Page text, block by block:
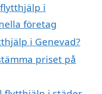
i
företag
i Genevad?
priset på